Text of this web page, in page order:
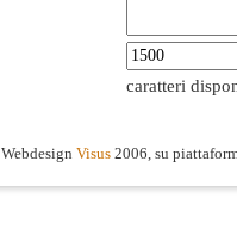
caratteri
Webdesign Visus 2006, su